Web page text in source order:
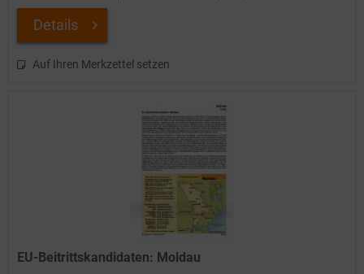
Details
Auf Ihren Merkzettel setzen
EU-Beitrittskandidaten: Moldau